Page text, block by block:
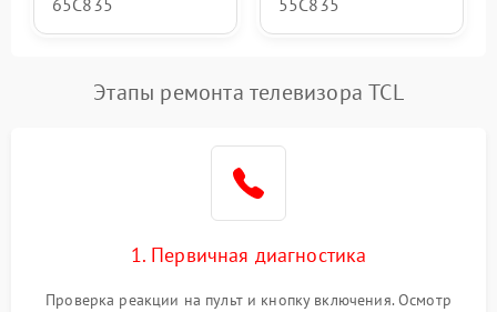
65C835 55C835
Этапы ремонта телевизора TCL
1. Первичная диагностика
Проверка реакции на пульт и кнопку включения. Осмотр